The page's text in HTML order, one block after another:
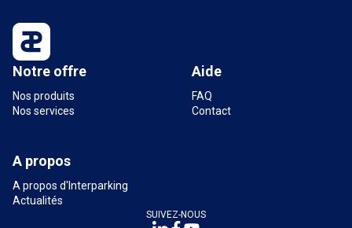
Notre offre
Nos produits
Nos services
Aide
FAQ
Contact
A propos
A propos d'Interparking
Actualités
SUIVEZ-NOUS